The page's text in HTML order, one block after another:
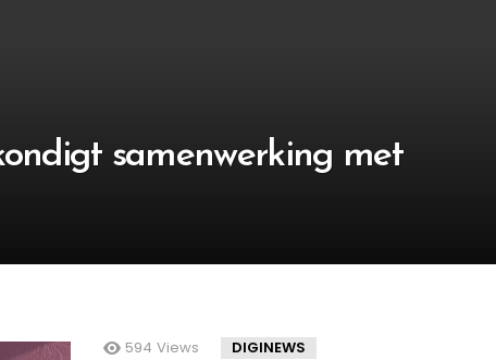
samenwerking met
594 Views DIGINEWS